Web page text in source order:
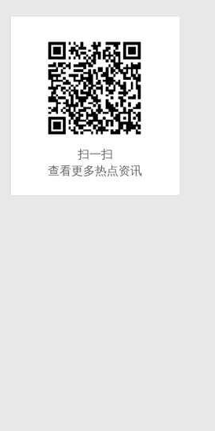
扫一扫
查看更多热点资讯
扫一扫
查看更多热点资讯